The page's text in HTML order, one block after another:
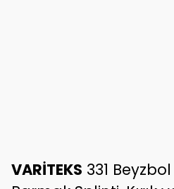
VARİTEKS 331